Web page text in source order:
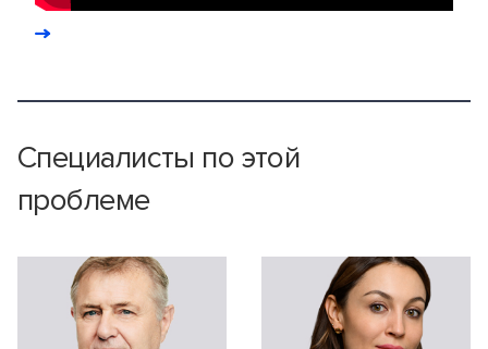
Специалисты по этой
проблеме